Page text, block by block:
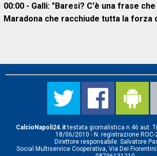
00:00 - Galli: "Baresi? C'è una frase
Maradona che racchiude tutta la forza
CalcioNapoli24.ittestata giornalistica n.46 aut.
18/06/2010 - N. registrazione ROC-
Direttore responsabile: Salvatore
Social Multiservice Cooperativa, Via Dei Fiorentini